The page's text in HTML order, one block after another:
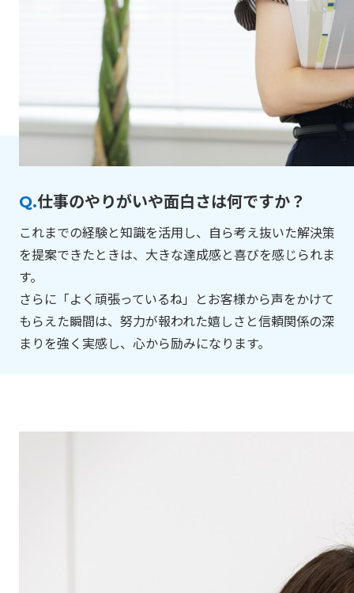
Q.仕事のやりがいや面白さは何ですか？
これまでの経験と知識を活用し、自ら考え抜いた解決策
を提案できたときは、大きな達成感と喜びを感じられま
す。
さらに「よく頑張っているね」とお客様から声をかけて
もらえた瞬間は、努力が報われた嬉しさと信頼関係の深
まりを強く実感し、心から励みになります。